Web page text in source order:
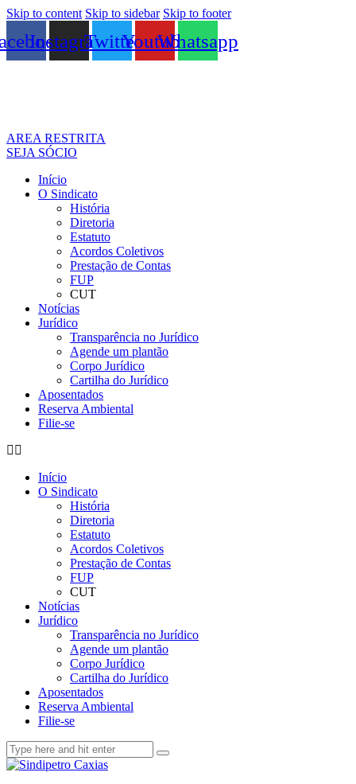
Skip to content Skip to sidebar Skip to footer
InstagramTwitterYoutubeWhatsapp
AREA RESTRITA
SEJA SÓCIO
Início
O Sindicato
História
Diretoria
Estatuto
Acordos Coletivos
Prestação de Contas
FUP
CUT
Notícias
Jurídico
Transparência no Jurídico
Agende um plantão
Corpo Jurídico
Cartilha do Jurídico
Aposentados
Reserva Ambiental
Filie-se
Início
O Sindicato
História
Diretoria
Estatuto
Acordos Coletivos
Prestação de Contas
FUP
CUT
Notícias
Jurídico
Transparência no Jurídico
Agende um plantão
Corpo Jurídico
Cartilha do Jurídico
Aposentados
Reserva Ambiental
Filie-se